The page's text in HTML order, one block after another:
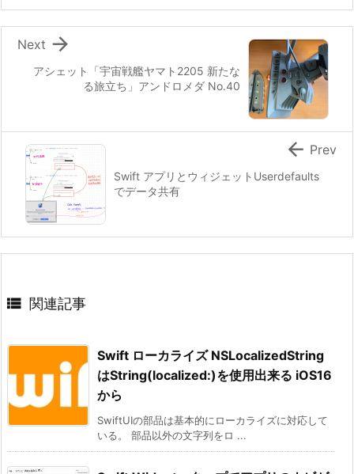
アシェット「宇宙戦艦ヤマト2205 新たな
る旅立ち」アンドロメダ No.40

Next
Swift アプリとウィジェットUserdefaults
でデータ共有
 Prev
 関連記事
Swift ローカライズ NSLocalizedString
はString(localized:)を使用出来る iOS16
から
SwiftUIの部品は基本的にローカライズに対応して
いる。 部品以外の文字列をロ ...